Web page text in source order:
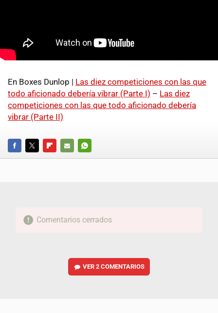
En Boxes Dunlop | Las diez competiciones con las que
todo aficionado debería vibrar (Parte I) – Las diez
competiciones con las que todo aficionado debería
vibrar (Parte II)
FACEBOOKTWITTERFLIPBOARD
E-
WHATSAPP
Comentarios cerrados
VER2 COMENTARIOS